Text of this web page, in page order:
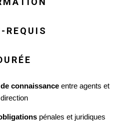
REQUIS
connaissance entre agents et
direction
pénales et juridiques